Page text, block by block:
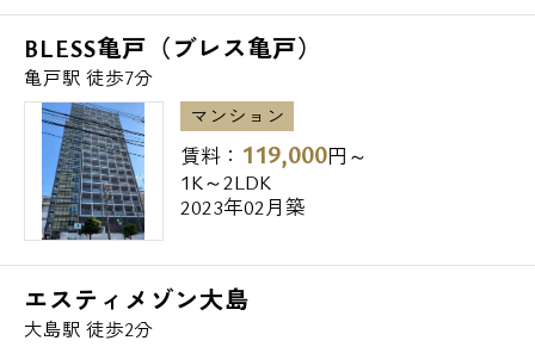
大島緑道公園 249m
※最後になりますが弊社では東京都２３区、
２３区外さらには関東全域並びに日本全国
の、
賃貸物件をご紹介可能で御座います。
全物件弊社からのご案内特典として、
契約金のみでは御座いますが、
クレジットカード決済可能で御座います。
BLESS亀戸（ブレス亀戸）
亀戸駅 徒歩7分
マンション
賃料： 119,000円～
1K～2LDK
2023年02月築
エスティメゾン大島
大島駅 徒歩2分